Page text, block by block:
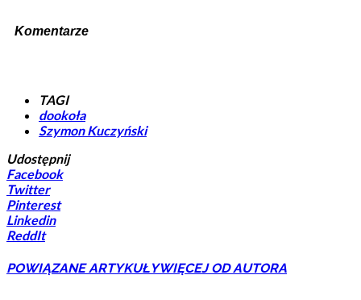
Komentarze
TAGI
dookoła
Szymon Kuczyński
Udostępnij
Facebook
Twitter
Pinterest
Linkedin
ReddIt
POWIĄZANE ARTYKUŁYWIĘCEJ OD AUTORA